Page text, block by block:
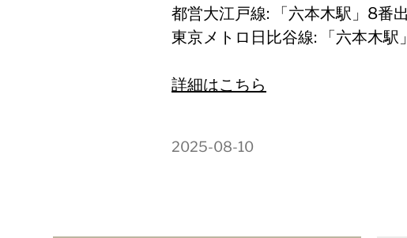
都営大江戸線: 「六本木駅」8番
東京メトロ日比谷線: 「六本木
詳細はこちら
2025-08-10